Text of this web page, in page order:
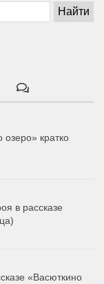
озеро» кратко
в рассказе
«Васюткино